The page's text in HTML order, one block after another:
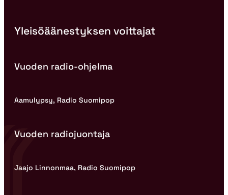
Yleisöäänestyksen voittajat
Vuoden radio-ohjelma
Aamulypsy, Radio Suomipop
Vuoden radiojuontaja
Jaajo Linnonmaa, Radio Suomipop